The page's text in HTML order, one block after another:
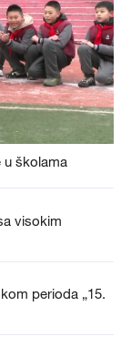
u školama
visokim
perioda „15.